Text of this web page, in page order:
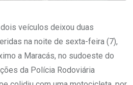
veículos deixou duas
na noite de sexta-feira (7),
a Maracás, no sudoeste do
da Polícia Rodoviária